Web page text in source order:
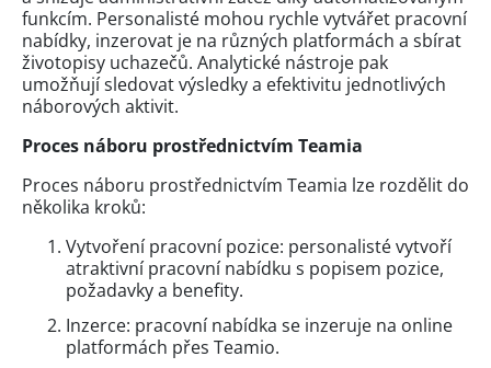
funkcím. Personalisté mohou rychle vytvářet pracovní
nabídky, inzerovat je na různých platformách a sbírat
životopisy uchazečů. Analytické nástroje pak
umožňují sledovat výsledky a efektivitu jednotlivých
náborových aktivit.
Proces náboru prostřednictvím Teamia
Proces náboru prostřednictvím Teamia lze rozdělit do
několika kroků:
Vytvoření pracovní pozice: personalisté vytvoří
atraktivní pracovní nabídku s popisem pozice,
požadavky a benefity.
Inzerce: pracovní nabídka se inzeruje na online
platformách přes Teamio.